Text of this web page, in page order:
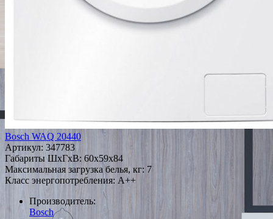
Bosch WAQ 20440
Артикул: 347783
Габариты ШxГxВ: 60x59x84
Максимальная загрузка белья, кг: 7
Класс энергопотребления: A++
Производитель:
Bosch